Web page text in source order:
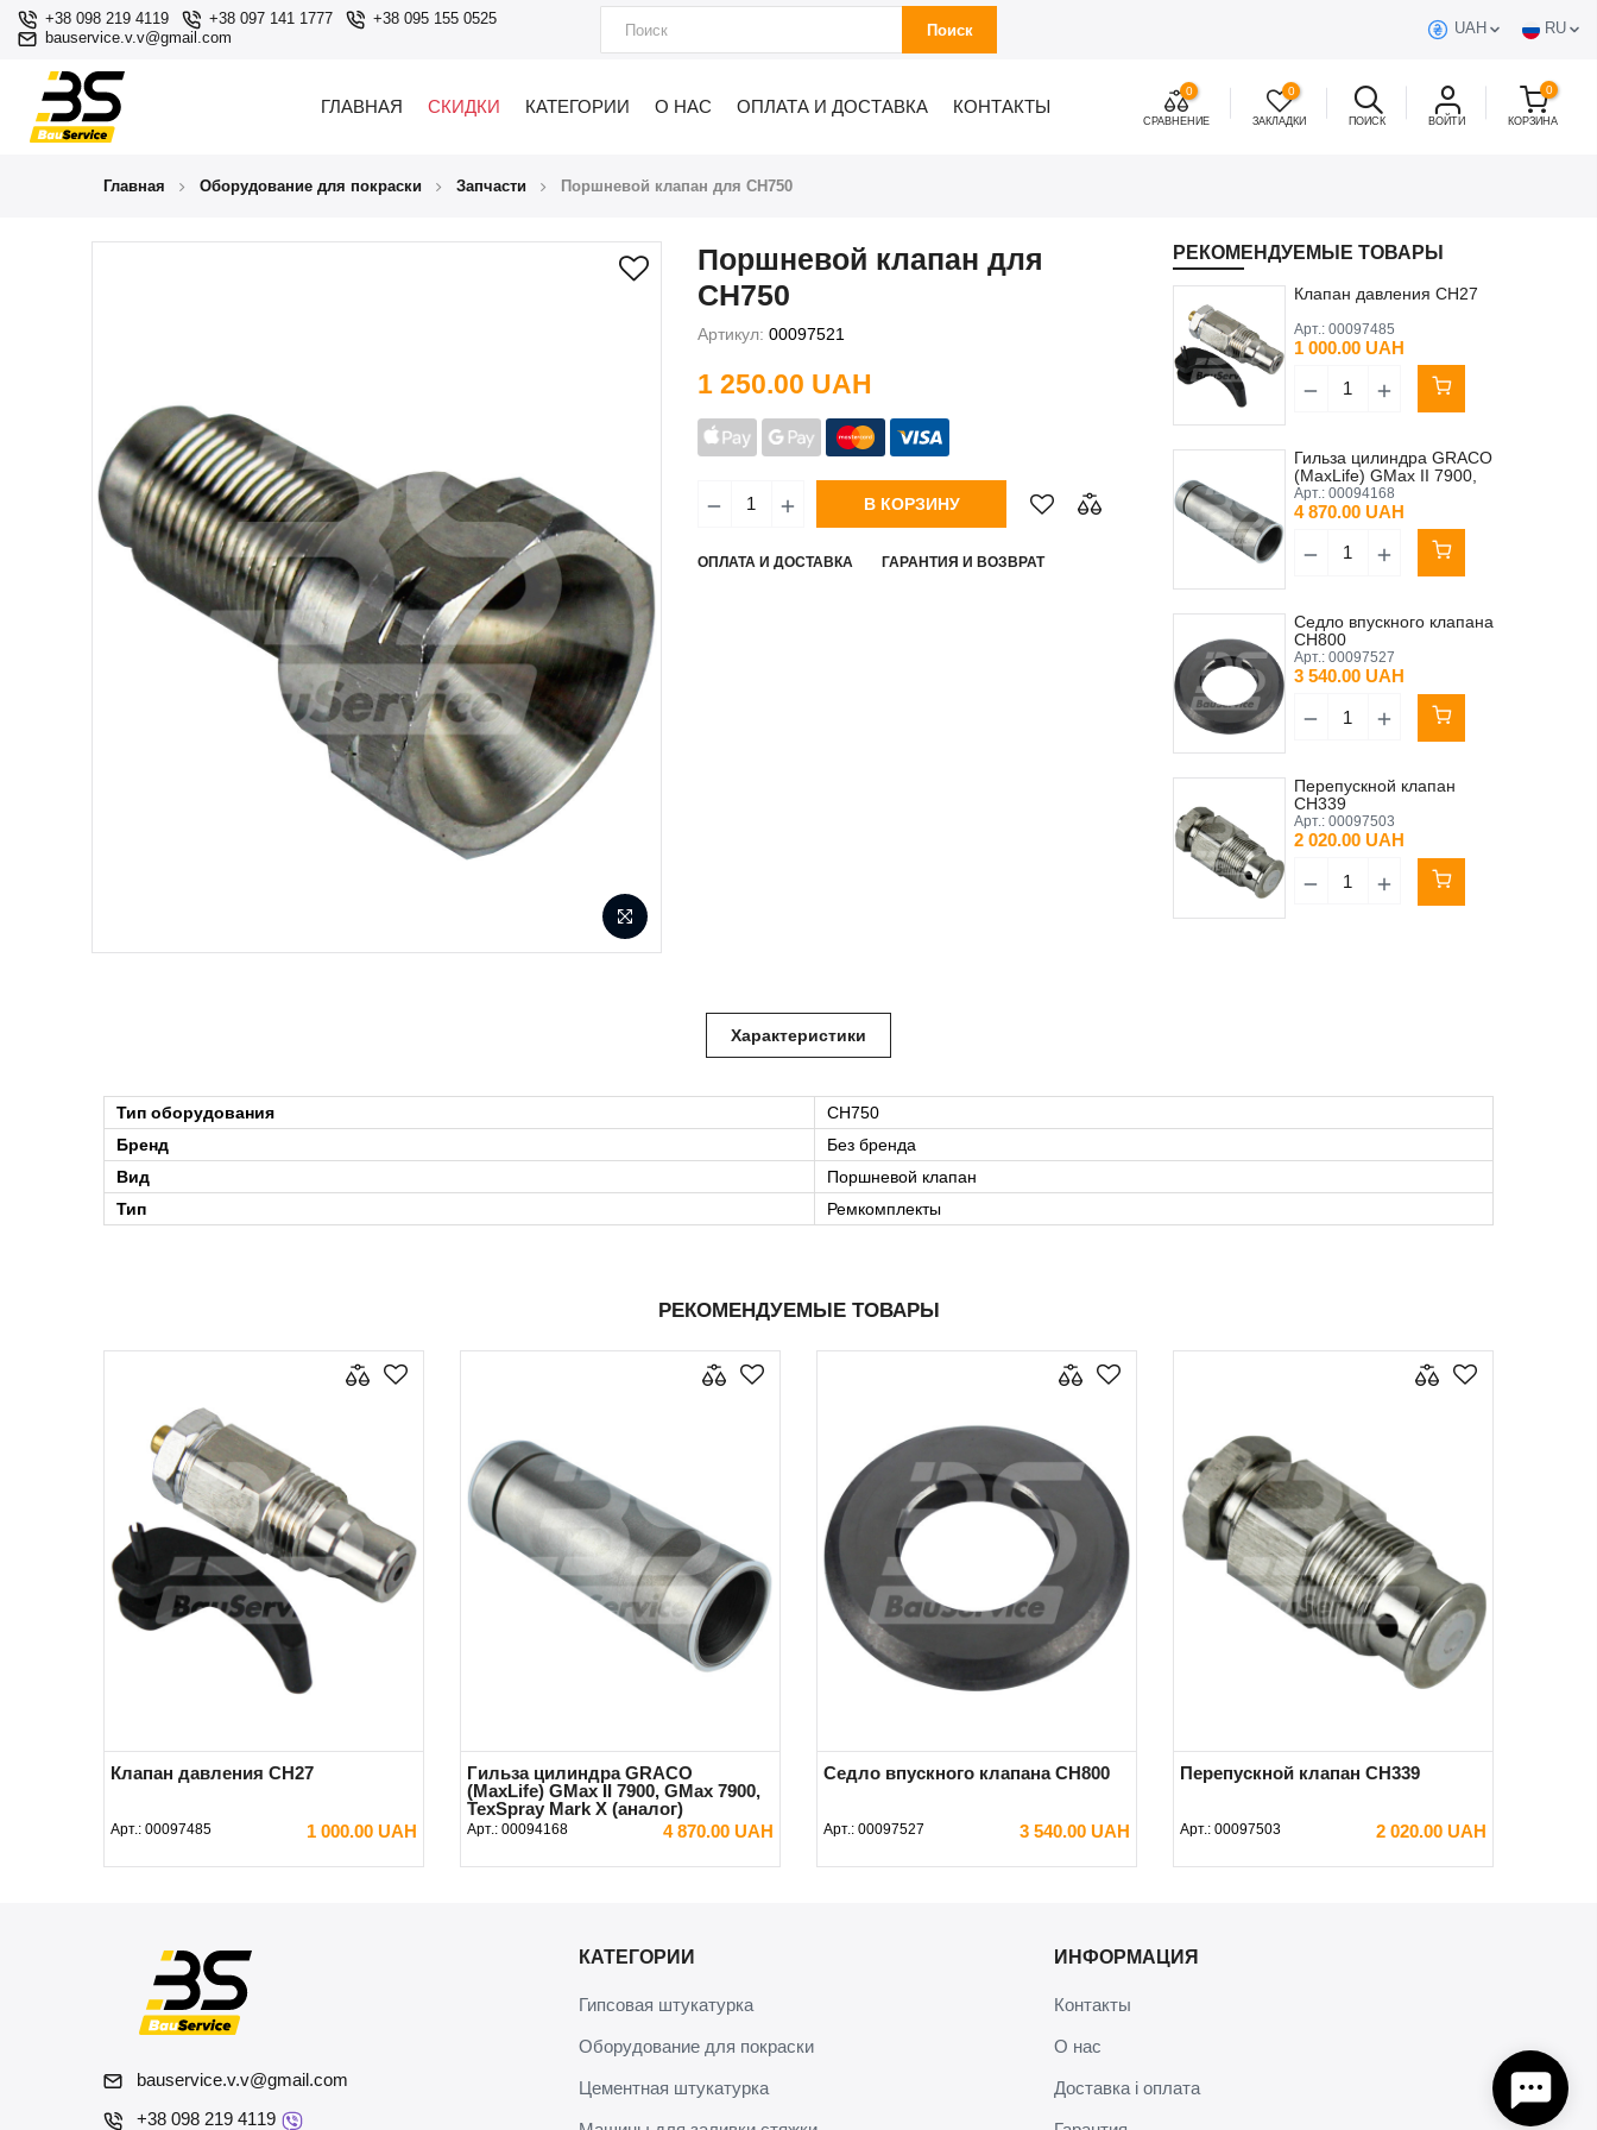
+38 098 219 4119 +38 097 141 1777
+38 095 155 0525
bauservice.v.v@gmail.com
Поиск UAH RU
ГЛАВНАЯ СКИДКИ КАТЕГОРИИ О НАС ОПЛАТА И ДОСТАВКА КОНТАКТЫ
0
СРАВНЕНИЕ
0
ЗАКЛАДКИ ПОИСК ВОЙТИ
0
КОРЗИНА
Главная Оборудование для покраски Запчасти Поршневой клапан для CH750
Поршневой клапан для
CH750
Артикул: 00097521
1 250.00 UAH
В КОРЗИНУ
ОПЛАТА И ДОСТАВКА ГАРАНТИЯ И ВОЗВРАТ
РЕКОМЕНДУЕМЫЕ ТОВАРЫ
Клапан давления CH27
Арт.: 00097485
1 000.00 UAH
Гильза цилиндра GRACO
(MaxLife) GMax II 7900,
GMax 7900, TexSpray
Mark X (аналог)
Арт.: 00094168
4 870.00 UAH
Седло впускного клапана
CH800
Арт.: 00097527
3 540.00 UAH
Перепускной клапан
CH339
Арт.: 00097503
2 020.00 UAH
Характеристики
Тип оборудования
CH750
Бренд
Без бренда
Вид
Поршневой клапан
Тип
Ремкомплекты
РЕКОМЕНДУЕМЫЕ ТОВАРЫ
Клапан давления CH27
Арт.: 00097485 1 000.00 UAH
В КОРЗИНУ
Гильза цилиндра GRACO
(MaxLife) GMax II 7900, GMax 7900,
TexSpray Mark X (аналог)
Арт.: 00094168 4 870.00 UAH
В КОРЗИНУ
Седло впускного клапана CH800
Арт.: 00097527 3 540.00 UAH
В КОРЗИНУ
Перепускной клапан CH339
Арт.: 00097503 2 020.00 UAH
В КОРЗИНУ
bauservice.v.v@gmail.com
+38 098 219 4119
КАТЕГОРИИ
Гипсовая штукатурка
Оборудование для покраски
Цементная штукатурка
ИНФОРМАЦИЯ
Контакты
О нас
Доставка і оплата